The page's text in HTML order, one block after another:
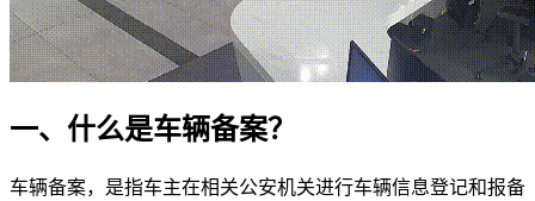
一、什么是车辆备案？
车辆备案，是指车主在相关公安机关进行车辆信息登记和报备